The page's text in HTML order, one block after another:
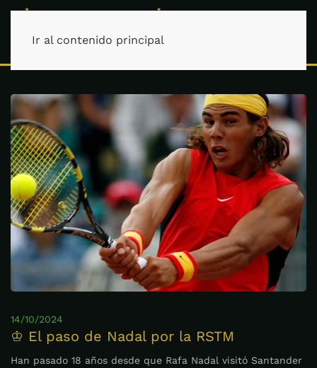
Ir al contenido principal
14/10/2024
♔ El paso de Nadal por la RSTM
Han pasado 18 años desde que Rafa Nadal visitó Santander